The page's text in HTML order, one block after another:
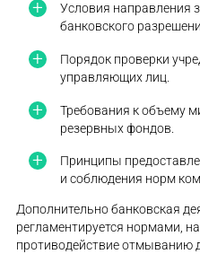
Условия направления
банковского
Порядок проверки
управляющих лиц.
Требования к объему
резервных фондов.
Принципы
и соблюдения норм
Дополнительно банковская
регламентируется нормами,
противодействие отмыванию